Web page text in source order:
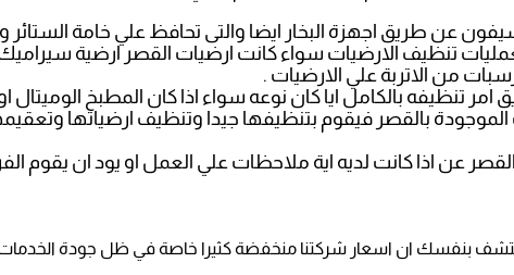
عن طريق اجهزة البخار ايضا والتى تحافظ علي خامة
تنظيف الارضيات سواء كانت ارضيات القصر ارضية سيراميك
من الاتربة علي الارضيات .
امر تنظيفه بالكامل ايا كان نوعه سواء اذا كان المطبخ
بالقصر فيقوم بتنظيفها جيدا وتنظيف ارضياتها
عن اذا كانت لديه اية ملاحظات علي العمل او يود ان يقوم
لتكتشف بنفسك ان اسعار شركتنا منخفضة كثيرا خاصة في ظل جودة